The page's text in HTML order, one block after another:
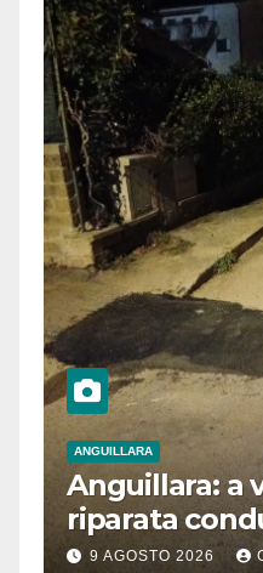
ANGUILLARA
Anguillara: a
riparata
segnalazione
9 AGOSTO 2026